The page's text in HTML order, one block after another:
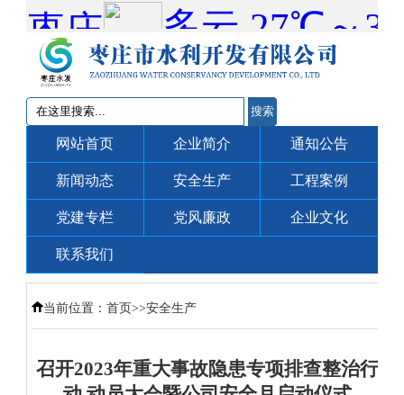
搜索
网站首页 企业简介 通知公告
新闻动态 安全生产 工程案例
党建专栏 党风廉政 企业文化
联系我们
当前位置： 首页>>安全生产
召开2023年重大事故隐患专项排查整治行